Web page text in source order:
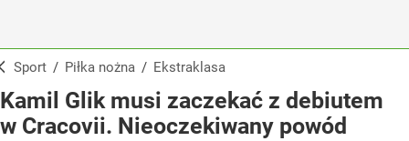
Sport / Piłka nożna / Ekstraklasa
Kamil Glik musi zaczekać z debiutem
w Cracovii. Nieoczekiwany powód